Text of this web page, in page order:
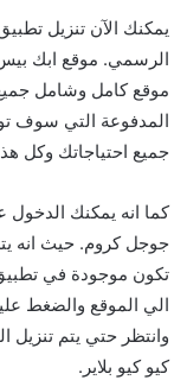
موقع كامل وشامل جميع
المدفوعة التي سوف
جميع احتياجاتك وكل
كما انه يمكنك
جوجل كروم. حيث انه
تكون موجودة في
الي الموقع والضغط
وانتظر حتي يتم تنزيل
كيو كيو بلاير.